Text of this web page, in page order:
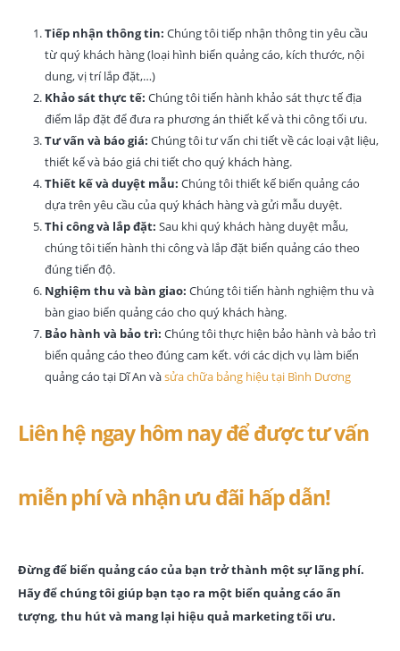
Tiếp nhận thông tin: Chúng tôi tiếp nhận thông tin yêu cầu
từ quý khách hàng (loại hình biển quảng cáo, kích thước, nội
dung, vị trí lắp đặt,…)
Khảo sát thực tế: Chúng tôi tiến hành khảo sát thực tế địa
điểm lắp đặt để đưa ra phương án thiết kế và thi công tối ưu.
Tư vấn và báo giá: Chúng tôi tư vấn chi tiết về các loại vật liệu,
thiết kế và báo giá chi tiết cho quý khách hàng.
Thiết kế và duyệt mẫu: Chúng tôi thiết kế biển quảng cáo
dựa trên yêu cầu của quý khách hàng và gửi mẫu duyệt.
Thi công và lắp đặt: Sau khi quý khách hàng duyệt mẫu,
chúng tôi tiến hành thi công và lắp đặt biển quảng cáo theo
đúng tiến độ.
Nghiệm thu và bàn giao: Chúng tôi tiến hành nghiệm thu và
bàn giao biển quảng cáo cho quý khách hàng.
Bảo hành và bảo trì: Chúng tôi thực hiện bảo hành và bảo trì
biển quảng cáo theo đúng cam kết. với các dịch vụ làm biển
quảng cáo tại Dĩ An vàsửa chữa bảng hiệu tại Bình Dương
Liên hệ ngay hôm nay để được tư vấn
miễn phí và nhận ưu đãi hấp dẫn!
Đừng để biển quảng cáo của bạn trở thành một sự lãng phí.
Hãy để chúng tôi giúp bạn tạo ra một biển quảng cáo ấn
tượng, thu hút và mang lại hiệu quả marketing tối ưu.